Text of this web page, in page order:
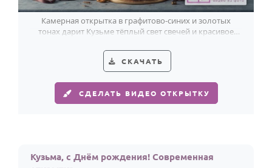
Маме
Папе
Все родственники
ПЕРСОНАЛЬНЫЕ
По годам
Камерная открытка в графитово-синих и золотых
тонах дарит Кузьме тёплый свет свечей и красивое
СКАЧАТЬ
СДЕЛАТЬ ВИДЕО ОТКРЫТКУ
Кузьма, с Днём рождения! Современная